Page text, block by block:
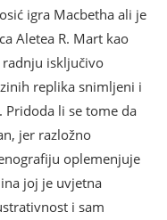
igra Macbetha ali je
Aletea R. Mart kao
isključivo
replika snimljeni i
li se tome da
jer razložno
oplemenjuje
joj je uvjetna
i sam